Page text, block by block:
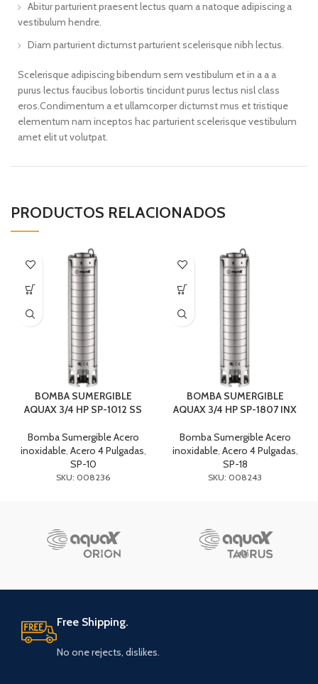
Abitur parturient praesent lectus quam a natoque adipiscing a
vestibulum hendre.
Diam parturient dictumst parturient scelerisque nibh lectus.
Scelerisque adipiscing bibendum sem vestibulum et in a a a
purus lectus faucibus lobortis tincidunt purus lectus nisl class
eros.Condimentum a et ullamcorper dictumst mus et tristique
elementum nam inceptos hac parturient scelerisque vestibulum
amet elit ut volutpat.
PRODUCTOS RELACIONADOS
BOMBA SUMERGIBLE
AQUAX 3/4 HP SP-1012 SS
Bomba Sumergible Acero
inoxidable, Acero 4 Pulgadas,
SP-10
SKU: 008236
BOMBA SUMERGIBLE
AQUAX 3/4 HP SP-1807 INX
Bomba Sumergible Acero
inoxidable, Acero 4 Pulgadas,
SP-18
SKU: 008243
Free Shipping.
No one rejects, dislikes.